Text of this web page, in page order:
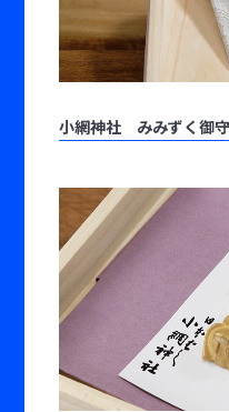
小網神社 みみずく御